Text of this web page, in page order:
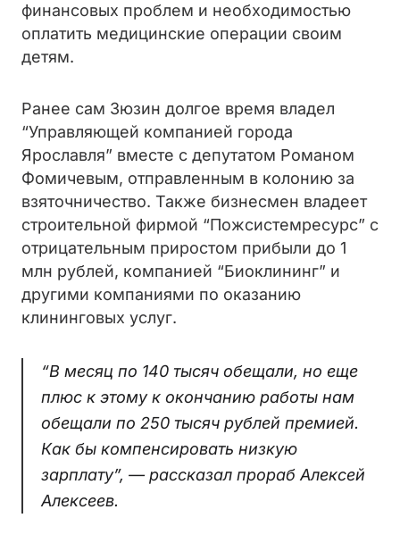
финансовых проблем и необходимостью
оплатить медицинские операции своим
детям.
Ранее сам Зюзин долгое время владел
“Управляющей компанией города
Ярославля” вместе с депутатом Романом
Фомичевым, отправленным в колонию за
взяточничество. Также бизнесмен владеет
строительной фирмой “Пожсистемресурс” с
отрицательным приростом прибыли до 1
млн рублей, компанией “Биоклининг” и
другими компаниями по оказанию
клининговых услуг.
“В месяц по 140 тысяч обещали, но еще
плюс к этому к окончанию работы нам
обещали по 250 тысяч рублей премией.
Как бы компенсировать низкую
зарплату”, — рассказал прораб Алексей
Алексеев.